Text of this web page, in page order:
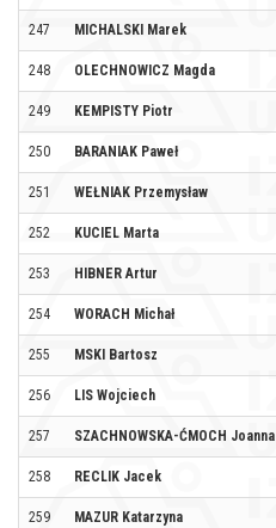
247 MICHALSKI Marek
248 OLECHNOWICZ Magda
249 KEMPISTY Piotr
250 BARANIAK Paweł
251 WEŁNIAK Przemysław
252 KUCIEL Marta
253 HIBNER Artur
254 WORACH Michał
255 MSKI Bartosz
256 LIS Wojciech
257 SZACHNOWSKA-ĆMOCH Joanna
258 RECLIK Jacek
259 MAZUR Katarzyna